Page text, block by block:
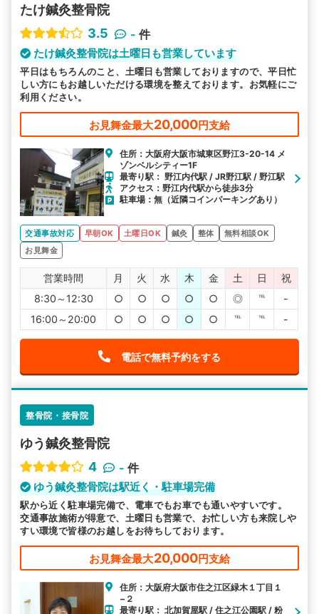
たけ鍼灸整骨院
3.5
- 件
たけ鍼灸整骨院は土曜日も営業しています
平日はもちろんのこと、土曜日も営業しておりますので、平日忙
しい方にもお越しいただける環境を整えております。お気軽にご
利用ください。
お見舞金最大20,000円支給
住所：大阪府大阪市城東区野江3-20-14 メ
ゾンベルシティー1F
最寄り駅： 野江内代駅 / JR野江駅 / 野江駅
アクセス：野江内代駅から徒歩3分
駐車場：無（近隣コインパーキングあり）
交通事故対応 早朝OK 土曜日OK 鍼灸 整体
無料相談OK
お見舞金
営業時間 月 火 水 木 金 土 日
祝
8:30～12:30
○ ○ ○ ○ ○ ◎ ℡
-
16:00～20:00
○ ○ ○ ○ ○ ℡ ℡ -
電話で無料予約をする
整骨院・接骨院
ゆう鍼灸整骨院
4
- 件
ゆう鍼灸整骨院は駅近く・駐車場完備
駅から近く駐車場完備で、電車でもお車でも通いやすいです。
交通事故施術が得意で、土曜日も営業で、お忙しい方も来院しや
すい環境で皆様のお越しをお待ちしております。
お見舞金最大20,000円支給
住所：大阪府大阪市住之江区緑木１丁目１
−２
最寄り駅： 北加賀屋駅 / 住之江公園駅 / 粉